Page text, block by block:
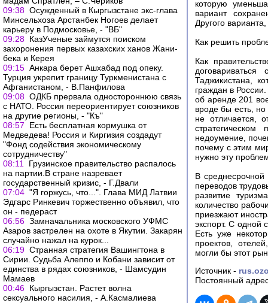
09:38 Осужденный в Кыргызстане экс-глава
Минсельхоза Арстанбек Ногоев делает
карьеру в Подмосковье, - "ВБ"
09:28 КазУченые займутся поиском
захоронения первых казахских ханов Жа­ни­
бе­ка и Ке­рея
09:15 Анкара берет Ашхабад под опеку.
Турция укрепит границу Туркменистана с
Афганистаном, - В.Панфилова
09:08 ОДКБ прервала одностороннюю связь
с НАТО. Россия переориентирует союзников
на другие регионы, - "Къ"
08:57
Есть бесплатная кормушка от
Медведева! Россия и Киргизия создадут
"Фонд содействия экономическому
сотрудничеству"
08:11
Грузинское правительство распалось
на партии.В стране назревает
государственный кризис, - Г.Двали
07:04 "Я горжусь, что...". Глава МИД Латвии
Эдгарс Ринкевич торжественно объявил, что
он - педераст
06:56 Замначальника московского УФМС
Азаров застрелен на охоте в Якутии. Закарян
случайно нажал на курок...
06:19 Странная стратегия Вашингтона в
Сирии. Судьба Алеппо и Кобани зависит от
единства в рядах союзников, - Шамсудин
Мамаев
00:46 Кыргызстан. Растет волна
сексуального насилия, - А.Касмалиева
которую
вариант
Другого
Как решить
Как
Таджикистана,
граждан в
об аренде 201
вроде бы есть,
не отличается,
недоумение,
почему с этим
нужно эту
В среднесрочной
переводов
развитие
количество
приезжают
экспорт. С одной
Есть уже
проектов,
могли бы этот
Источник -
Постоянный